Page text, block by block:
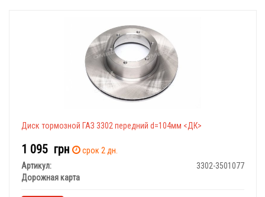
Диск тормозной ГАЗ 3302 передний d=104мм <ДК>
1 095 грн
срок 2 дн.
Артикул:
3302-3501077
Дорожная карта